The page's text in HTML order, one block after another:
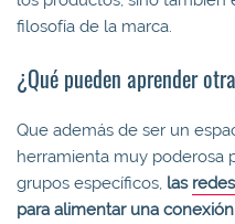
filosofía de la marca.
¿Qué pueden aprender
Que además de ser un
herramienta muy poderosa
grupos específicos, las
para alimentar una